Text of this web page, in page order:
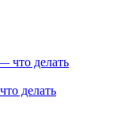
делать